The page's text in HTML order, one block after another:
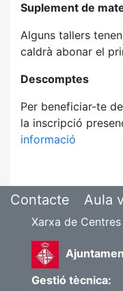
Suplement de
Alguns tallers
caldrà abonar el
Descomptes
Per beneficiar-te
la inscripció
informació
Contacte Aula
Xarxa de
Gestió tècnica: